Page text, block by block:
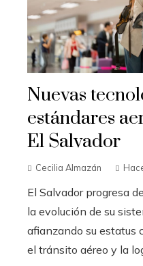
Nuevas
estándares
El Salvador
Cecilia Almazán
El Salvador progresa
la evolución de su
afianzando su estatus
el tránsito aéreo y la